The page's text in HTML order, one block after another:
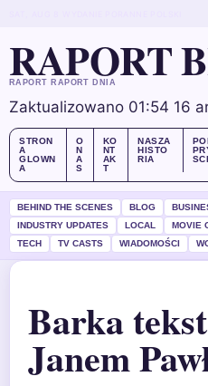
RAPORT
RAPORT RAPORT DNIA
Zaktualizowano 01:54 16
STRON
A
GLOWN
A
O
N
A
S
KO
NT
AK
T
NASZA
HISTO
RIA
SCI
BEHIND THE SCENES BLOG
INDUSTRY UPDATES
LOCAL MOVIE
TECH
TV CASTS WIADOMOŚCI
Barka
Janem